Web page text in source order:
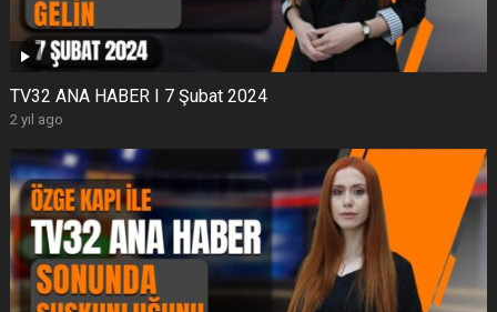
TV32 ANA HABER I 7 Şubat 2024
2 yıl ago